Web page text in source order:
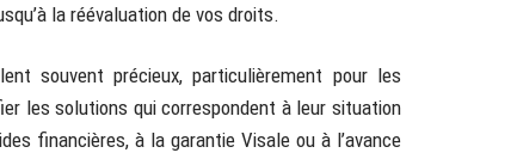
la réévaluation de vos droits.
souvent précieux, particulièrement pour les
les solutions qui correspondent à leur situation
financières, à la garantie Visale ou à l’avance